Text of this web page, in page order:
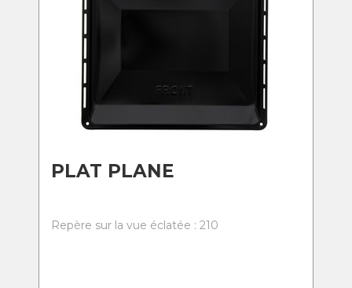
PLAT PLANE
Repère sur la vue éclatée : 210